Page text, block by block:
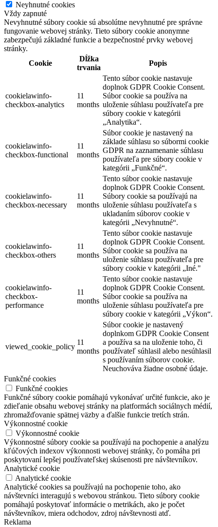
Neyhnutné cookies
Vždy zapnuté
Nevyhnutné súbory cookie sú absolútne nevyhnutné pre správne
fungovanie webovej stránky. Tieto súbory cookie anonymne
zabezpečujú základné funkcie a bezpečnostné prvky webovej
stránky.
Cookie
Dĺžka
trvania
Popis
cookielawinfo-
checkbox-analytics
11
months
Tento súbor cookie nastavuje
doplnok GDPR Cookie Consent.
Súbor cookie sa používa na
uloženie súhlasu používateľa pre
súbory cookie v kategórii
„Analytika“.
cookielawinfo-
checkbox-functional
11
months
Súbor cookie je nastavený na
základe súhlasu so súbormi cookie
GDPR na zaznamenanie súhlasu
používateľa pre súbory cookie v
kategórii „Funkčné“.
cookielawinfo-
checkbox-necessary
11
months
Tento súbor cookie nastavuje
doplnok GDPR Cookie Consent.
Súbory cookie sa používajú na
uloženie súhlasu používateľa s
ukladaním súborov cookie v
kategórii „Nevyhnutné“.
cookielawinfo-
checkbox-others
11
months
Tento súbor cookie nastavuje
doplnok GDPR Cookie Consent.
Súbor cookie sa používa na
uloženie súhlasu používateľa pre
súbory cookie v kategórii „Iné."
cookielawinfo-
checkbox-
performance
11
months
Tento súbor cookie nastavuje
doplnok GDPR Cookie Consent.
Súbor cookie sa používa na
uloženie súhlasu používateľa pre
súbory cookie v kategórii „Výkon“.
viewed_cookie_policy
11
months
Súbor cookie je nastavený
doplnkom GDPR Cookie Consent
a používa sa na uloženie toho, či
používateľ súhlasil alebo nesúhlasil
s používaním súborov cookie.
Neuchováva žiadne osobné údaje.
Funkčné cookies
Funkčné cookies
Funkčné súbory cookie pomáhajú vykonávať určité funkcie, ako je
zdieľanie obsahu webovej stránky na platformách sociálnych médií,
zhromažďovanie spätnej väzby a ďalšie funkcie tretích strán.
Výkonnostné cookie
Výkonnostné cookie
Výkonnostné súbory cookie sa používajú na pochopenie a analýzu
kľúčových indexov výkonnosti webovej stránky, čo pomáha pri
poskytovaní lepšej používateľskej skúsenosti pre návštevníkov.
Analytické cookie
Analytické cookie
Analytické cookies sa používajú na pochopenie toho, ako
návštevníci interagujú s webovou stránkou. Tieto súbory cookie
pomáhajú poskytovať informácie o metrikách, ako je počet
návštevníkov, miera odchodov, zdroj návštevnosti atď.
Reklama